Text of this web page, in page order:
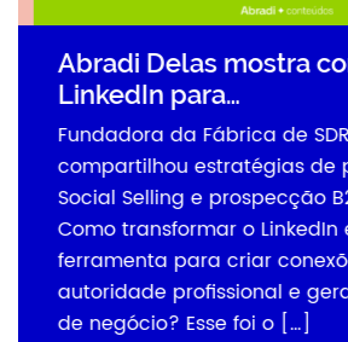
Abradi Delas mostra
LinkedIn para…
Fundadora da Fábrica de
compartilhou estratégias de
Social Selling e prospecção
Como transformar o LinkedIn
ferramenta para criar
autoridade profissional e
de negócio? Esse foi o […]